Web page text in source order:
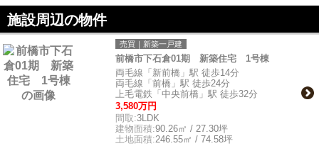
施設周辺の物件
売買｜新築一戸建
前橋市下石倉01期 新築住宅 1号棟
両毛線「新前橋」駅 徒歩14分
両毛線「前橋」駅 徒歩24分
上毛電鉄「中央前橋」駅 徒歩32分
3,580万円
間取:3LDK
建物面積:90.26㎡ / 27.30坪
土地面積:246.55㎡ / 74.58坪